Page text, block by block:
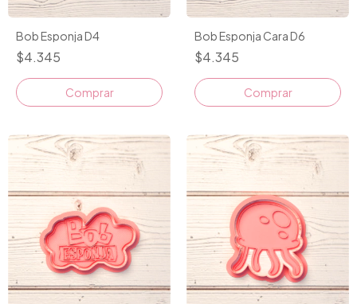
Bob Esponja D4
$4.345
Comprar
Bob Esponja Cara D6
$4.345
Comprar